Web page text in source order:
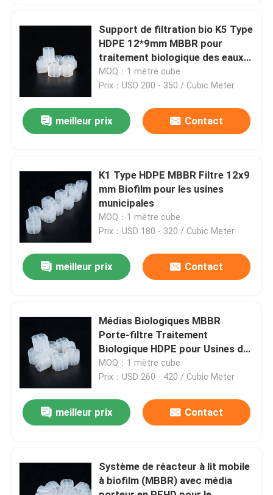
Vidéos
À propos de nous
Contrôle de qualité
Contactez-nous
Nouvelles
Demandez une citation
Support de filtration bio K5 Type
HDPE 12*9mm MBBR pour
traitement biologique des eaux
usées industrielles Colombie
MOQ：1 mètre cube
Prix：USD 200 - 350 / Cubic Meter
meilleur prix Contact
K1 Type HDPE MBBR Filtre 12x9
mm Biofilm pour les usines
municipales
MOQ：1 mètre cube
Prix：USD 180 - 320 / Cubic Meter
meilleur prix Contact
Médias Biologiques MBBR
Porte-filtre Traitement
Biologique HDPE pour Usines de
Traitement des Eaux Usées
Industrielles Amérique du Sud
MOQ：1 mètre cube
Prix：USD 260 - 420 / Cubic Meter
meilleur prix Contact
Système de réacteur à lit mobile
à biofilm (MBBR) avec média